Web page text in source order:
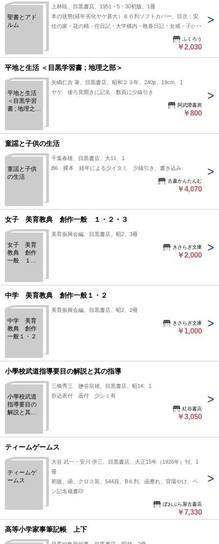
聖書とアド
ルム
上林暁、目黒書店、1951・5・30初版、1冊
本の状態(経年劣化ヤケ甚大）Ｂ６判ソフトカバー。目次：安
住の家・花の精・佗日記・大学構内・晩春日記・女戒・子の消
ふくろう
￥2,030
平地と生活 ＜目黒学習書 ; 地理之部＞
平地と生活
＜目黒学習
書 ; 地理之部
矢嶋仁吉 著、目黒書店、昭和２３年、240p、19cm、1
ヤケ 後ろ見開きに記名 数頁に少線引き
阿武隈書房
￥800
童謡と子供の生活
童謡と子供
の生活
千葉春雄、目黒書店、大11、1
B6 裸本 経年による少イタミ 少線引き、書き込み
古書かんたんむ
￥4,070
女子 美育教典 創作一般 １・２・３
女子 美育
教典 創作
一般 １・
美育振興会編、目黒書店、昭2、3冊
きさらぎ文庫
￥2,000
中学 美育教典 創作一般１・２
中学 美育
教典 創作
一般１・２
美育振興会編、目黒書店、昭2、2冊
きさらぎ文庫
￥1,000
小學校武道指導要目の解説と其の指導
小學校武道
指導要目の
解説と其の
三橋秀三 鹽谷宗雄、目黒書店、昭14、1
折込表付 函付 少シミ有
紅谷書店
￥3,050
ティームゲームス
ティームゲ
ームス
大谷 武一・安川 伊三、目黒書店、大正15年（1926年）刊、1
冊
初版、函、クロス装、544頁、B６判、函擦れ、背陽やけ、ペ
ン記名蔵書印
ぼおぶら屋古書店
￥7,330
高等小学家事筆記帳 上下